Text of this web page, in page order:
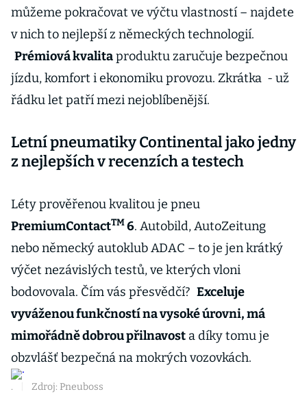
můžeme pokračovat ve výčtu vlastností – najdete
v nich to nejlepší z německých technologií.
Prémiová kvalitaproduktu zaručuje bezpečnou
jízdu, komfort i ekonomiku provozu. Zkrátka - už
řádku let patří mezi nejoblíbenější.
Letní pneumatiky Continental jako jedny
z nejlepších v recenzích a testech
Léty prověřenou kvalitou je pneu
PremiumContactTM6. Autobild, AutoZeitung
nebo německý autoklub ADAC – to je jen krátký
výčet nezávislých testů, ve kterých vloni
bodovovala. Čím vás přesvědčí? Exceluje
vyváženou funkčností na vysoké úrovni, má
mimořádně dobrou přilnavost a díky tomu je
obzvlášť bezpečná na mokrých vozovkách.
. Zdroj: Pneuboss